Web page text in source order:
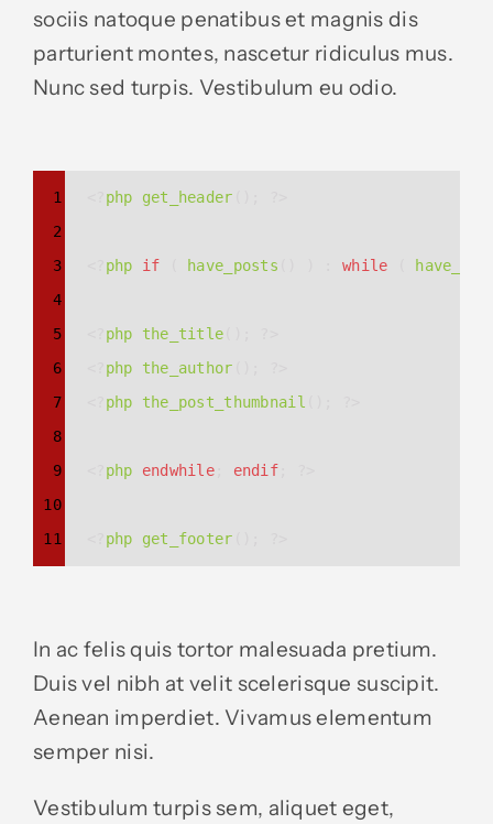
sociis natoque penatibus et magnis dis
parturient montes, nascetur ridiculus mus.
Nunc sed turpis. Vestibulum eu odio.
1 php get_header
2
3
php if have_posts () ) : while
4
5
php the_title
6
php the_author
7
php the_post_thumbnail
8
9
php endwhile endif
10
11
php get_footer
In ac felis quis tortor malesuada pretium.
Duis vel nibh at velit scelerisque suscipit.
Aenean imperdiet. Vivamus elementum
semper nisi.
Vestibulum turpis sem, aliquet eget,